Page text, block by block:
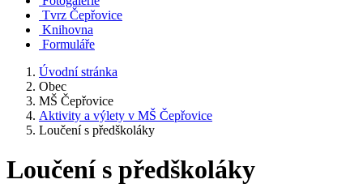
Tvrz Čepřovice
Knihovna
Formuláře
Úvodní stránka
Obec
MŠ Čepřovice
Aktivity a výlety v MŠ Čepřovice
Loučení s předškoláky
Loučení s předškoláky